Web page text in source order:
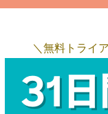
＼無料トライ